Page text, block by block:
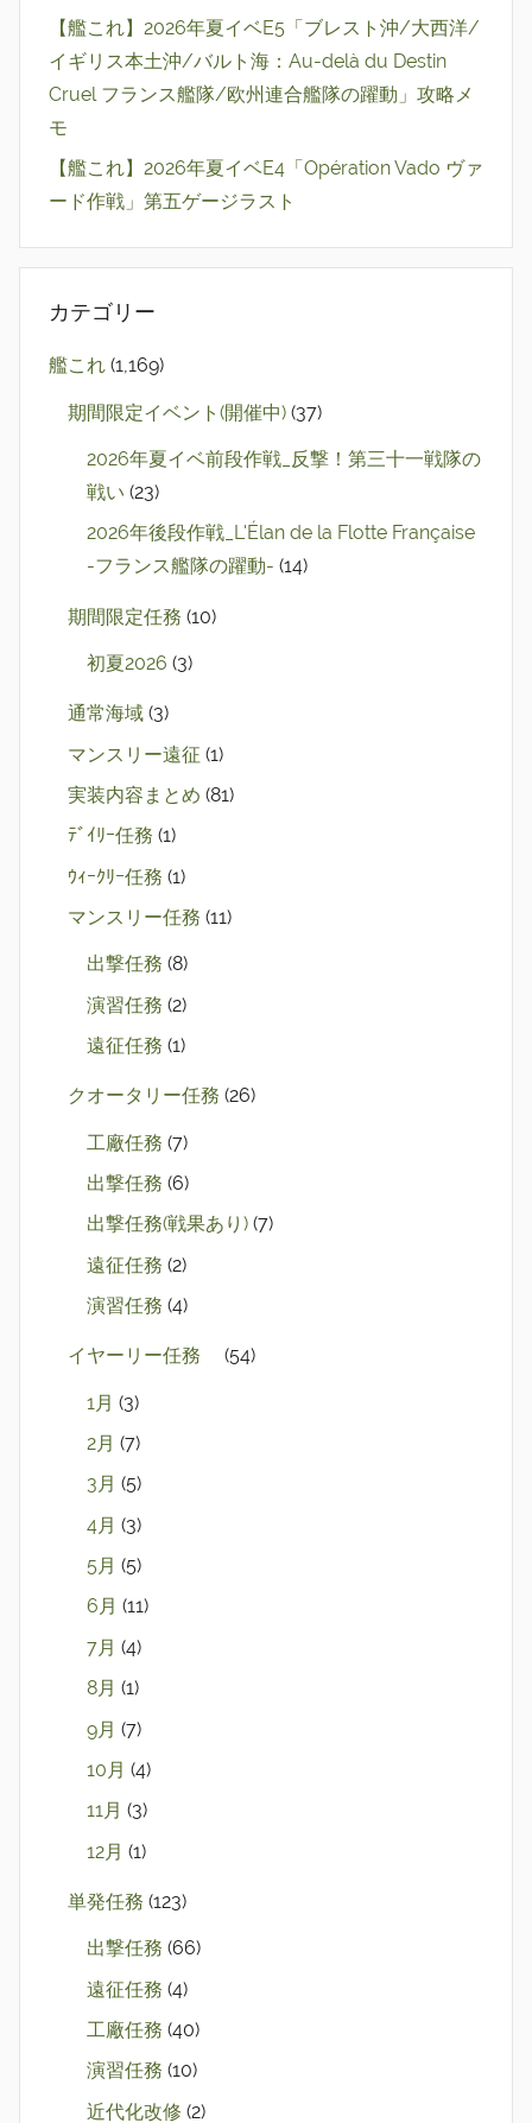
【艦これ】2026年夏イベE5「ブレスト沖/大西洋/
イギリス本土沖/バルト海：Au-delà du Destin
Cruel フランス艦隊/欧州連合艦隊の躍動」攻略メ
モ
【艦これ】2026年夏イベE4「Opération Vado ヴァ
ード作戦」第五ゲージラスト
カテゴリー
艦これ (1,169)
期間限定イベント(開催中) (37)
2026年夏イベ前段作戦_反撃！第三十一戦隊の
戦い (23)
2026年後段作戦_L'Élan de la Flotte Française
-フランス艦隊の躍動- (14)
期間限定任務 (10)
初夏2026 (3)
通常海域 (3)
マンスリー遠征 (1)
実装内容まとめ (81)
ﾃﾞｲﾘｰ任務 (1)
ｳｨｰｸﾘｰ任務 (1)
マンスリー任務 (11)
出撃任務 (8)
演習任務 (2)
遠征任務 (1)
クオータリー任務 (26)
工廠任務 (7)
出撃任務 (6)
出撃任務(戦果あり) (7)
遠征任務 (2)
演習任務 (4)
イヤーリー任務 (54)
1月 (3)
2月 (7)
3月 (5)
4月 (3)
5月 (5)
6月 (11)
7月 (4)
8月 (1)
9月 (7)
10月 (4)
11月 (3)
12月 (1)
単発任務 (123)
出撃任務 (66)
遠征任務 (4)
工廠任務 (40)
演習任務 (10)
近代化改修 (2)